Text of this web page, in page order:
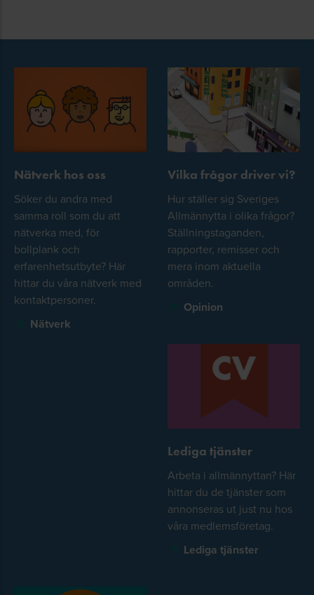
Nätverk hos oss
Söker du andra med
samma roll som du att
nätverka med, för
bollplank och
erfarenhetsutbyte? Här
hittar du våra nätverk med
kontaktpersoner.
Nätverk
Vilka frågor driver vi?
Hur ställer sig Sveriges
Allmännytta i olika frågor?
Ställningstaganden,
rapporter, remisser och
mera inom aktuella
områden.
Opinion
Lediga tjänster
Arbeta i allmännyttan? Här
hittar du de tjänster som
annonseras ut just nu hos
våra medlemsföretag.
Lediga tjänster